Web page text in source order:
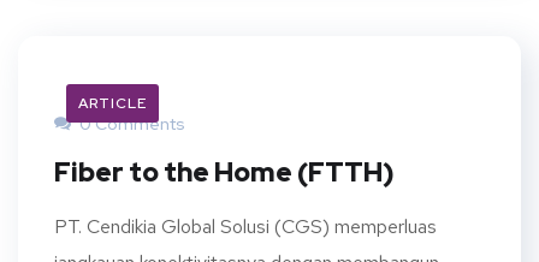
ARTICLE
0 Comments
Fiber to the Home (FTTH)
PT. Cendikia Global Solusi (CGS) memperluas